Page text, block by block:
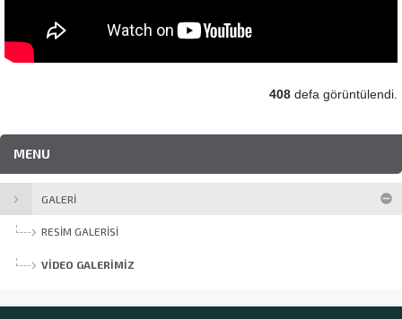
408 defa görüntülendi.
MENU
GALERI
RESIM GALERISI
VIDEO GALERIMIZ